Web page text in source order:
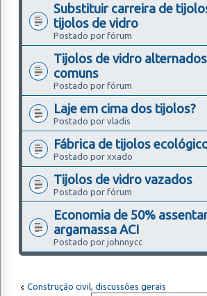
Substituir carreira de
tijolos de vidro
Postado por fórum
Tijolos de vidro
comuns
Postado por fórum
Laje em cima dos tijolos?
Postado por vladis
Fábrica de tijolos
Postado por xxado
Tijolos de vidro vazados
Postado por fórum
Economia de 50%
argamassa ACI
Postado por johnnycc
Construção civil, discussões gerais